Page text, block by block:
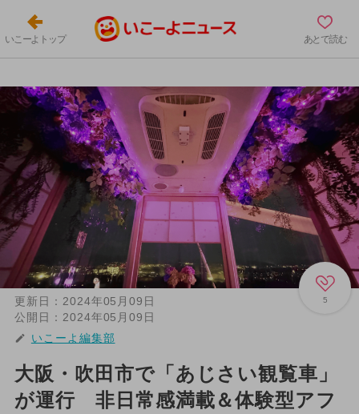
いこーよトップ あとで読む
5
更新日： 2024年05月09日
公開日： 2024年05月09日
いこーよ編集部
大阪・吹田市で「あじさい観覧車」
が運行 非日常感満載＆体験型アフ